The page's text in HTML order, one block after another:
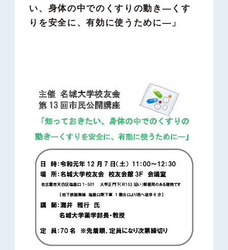
い、身体の中でのくすりの動き―くす
りを安全に、有効に使うために―」